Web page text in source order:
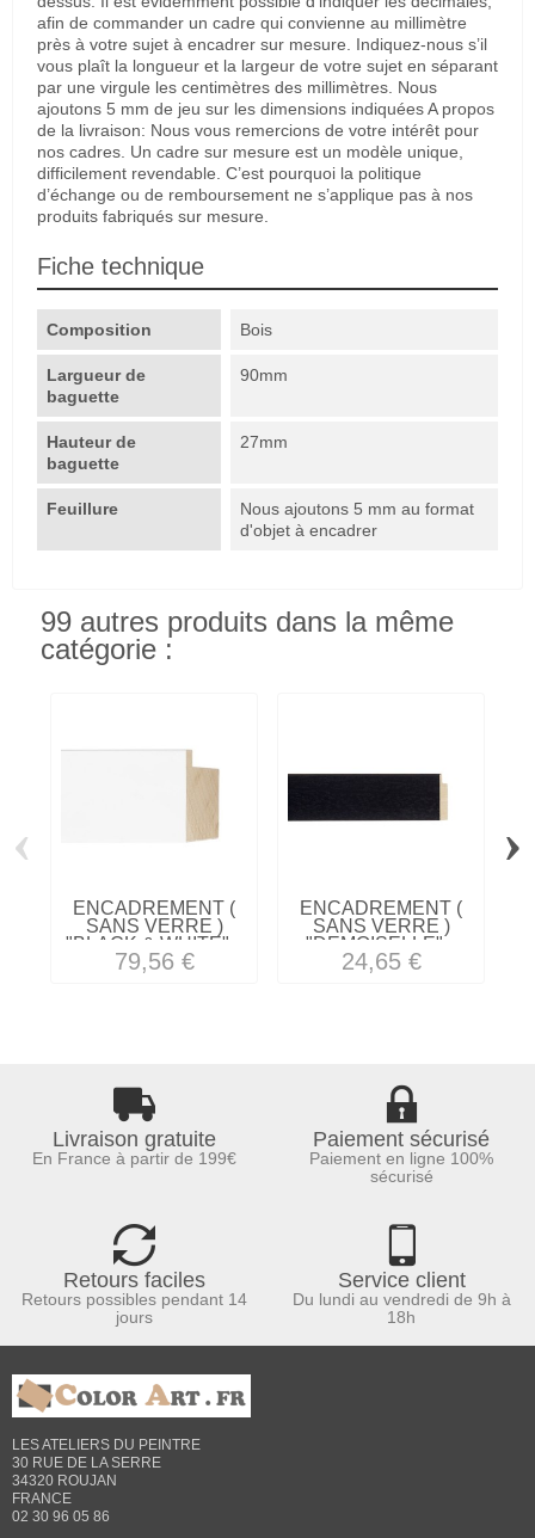
afin de commander un cadre qui convienne au millimètre
près à votre sujet à encadrer sur mesure. Indiquez-nous s’il
vous plaît la longueur et la largeur de votre sujet en séparant
par une virgule les centimètres des millimètres. Nous
ajoutons 5 mm de jeu sur les dimensions indiquées A propos
de la livraison: Nous vous remercions de votre intérêt pour
nos cadres. Un cadre sur mesure est un modèle unique,
difficilement revendable. C’est pourquoi la politique
d’échange ou de remboursement ne s’applique pas à nos
produits fabriqués sur mesure.
Fiche technique
Composition Bois
Largueur de
baguette
90mm
Hauteur de
baguette
27mm
Feuillure
Nous ajoutons 5 mm au format
d'objet à encadrer
99 autres produits dans la même
catégorie :
ENCADREMENT (
SANS VERRE )
"BLACK & WHITE"...
79,56 €
ENCADREMENT (
SANS VERRE )
"DEMOISELLE"...
24,65 €
‹ ›
Livraison gratuite
En France à partir de 199€
Paiement sécurisé
Paiement en ligne 100%
sécurisé
Retours faciles
Retours possibles pendant 14
jours
Service client
Du lundi au vendredi de 9h à
18h
LES ATELIERS DU PEINTRE
30 RUE DE LA SERRE
34320 ROUJAN
FRANCE
02 30 96 05 86